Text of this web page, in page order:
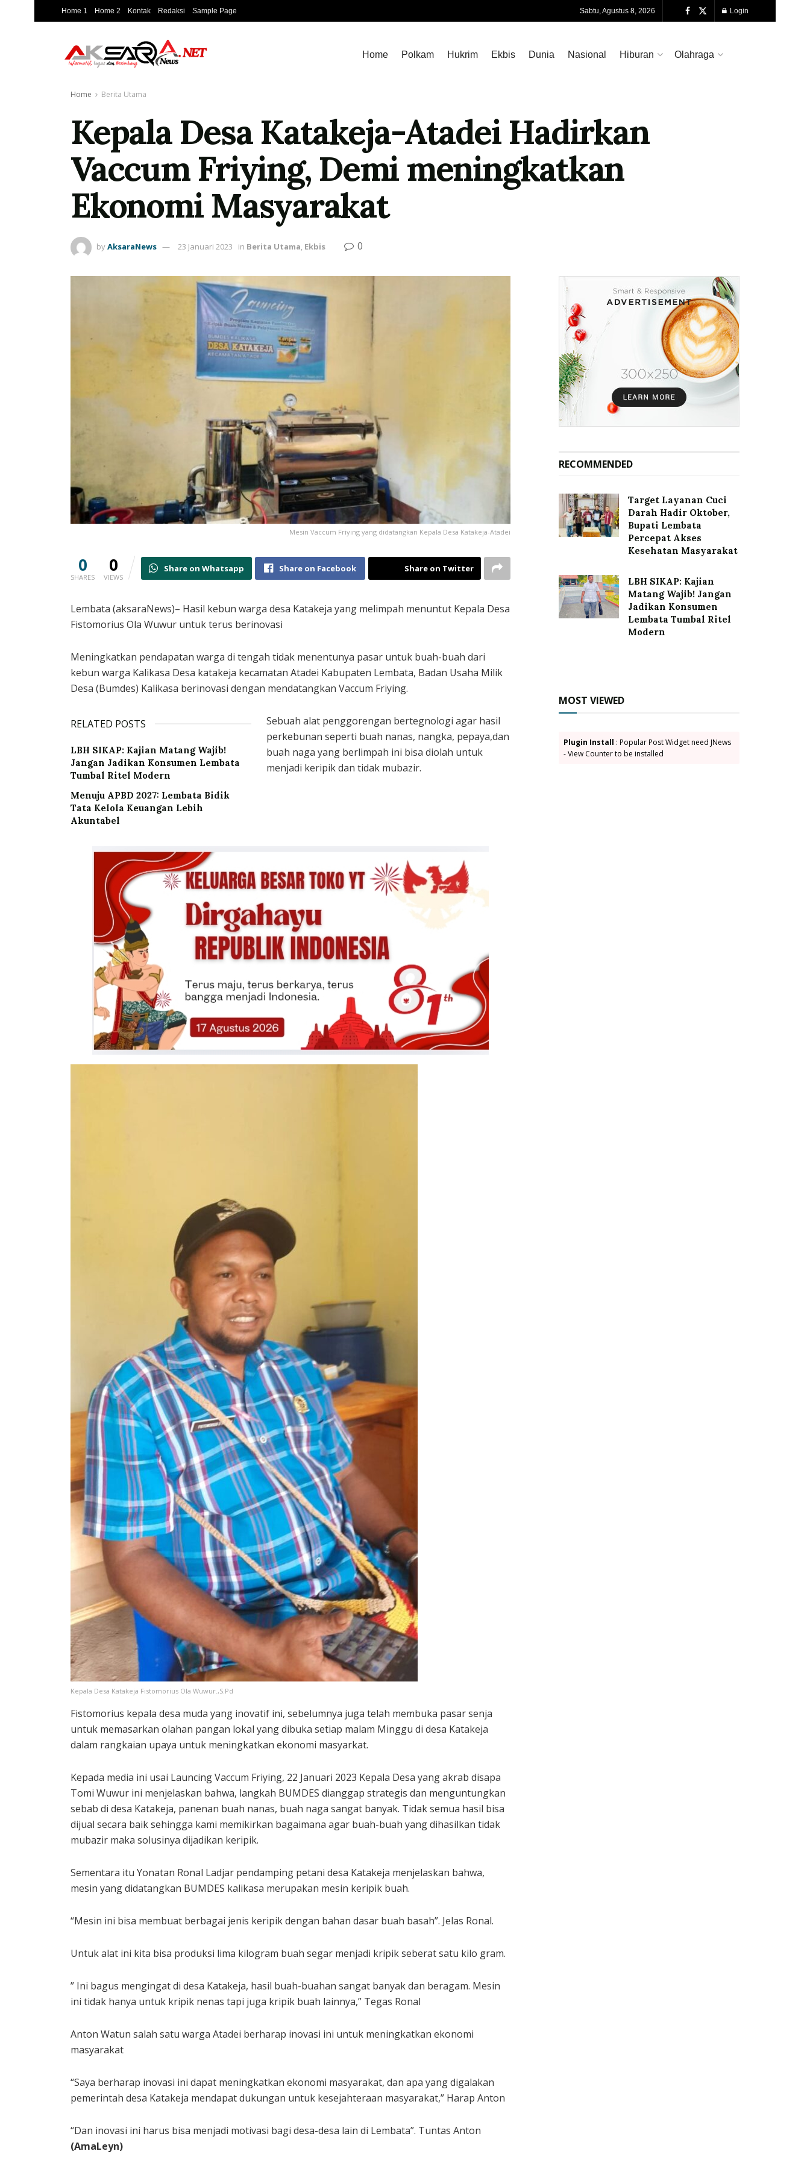
Home 1 Home 2 Kontak Redaksi Sample Page Sabtu, Agustus 8, 2026 Login
Home Polkam Hukrim Ekbis Dunia Nasional Hiburan Olahraga
Home Berita Utama
Kepala Desa Katakeja-Atadei Hadirkan
Vaccum Friying, Demi meningkatkan
Ekonomi Masyarakat
byAksaraNews 23 Januari 2023 in Berita Utama, Ekbis 0
Mesin Vaccum Friying yang didatangkan Kepala Desa Katakeja-Atadei
0
SHARES
0
VIEWS
Share on Whatsapp Share on Facebook Share on Twitter
Lembata (aksaraNews)– Hasil kebun warga desa Katakeja yang melimpah menuntut Kepala Desa
Fistomorius Ola Wuwur untuk terus berinovasi
Meningkatkan pendapatan warga di tengah tidak menentunya pasar untuk buah-buah dari
kebun warga Kalikasa Desa katakeja kecamatan Atadei Kabupaten Lembata, Badan Usaha Milik
Desa (Bumdes) Kalikasa berinovasi dengan mendatangkan Vaccum Friying.
RELATED POSTS
LBH SIKAP: Kajian Matang Wajib!
Jangan Jadikan Konsumen Lembata
Tumbal Ritel Modern
Menuju APBD 2027: Lembata Bidik
Tata Kelola Keuangan Lebih
Akuntabel
Sebuah alat penggorengan bertegnologi agar hasil
perkebunan seperti buah nanas, nangka, pepaya,dan
buah naga yang berlimpah ini bisa diolah untuk
menjadi keripik dan tidak mubazir.
Kepala Desa Katakeja Fistomorius Ola Wuwur.,S.Pd
Fistomorius kepala desa muda yang inovatif ini, sebelumnya juga telah membuka pasar senja
untuk memasarkan olahan pangan lokal yang dibuka setiap malam Minggu di desa Katakeja
dalam rangkaian upaya untuk meningkatkan ekonomi masyarkat.
Kepada media ini usai Launcing Vaccum Friying, 22 Januari 2023 Kepala Desa yang akrab disapa
Tomi Wuwur ini menjelaskan bahwa, langkah BUMDES dianggap strategis dan menguntungkan
sebab di desa Katakeja, panenan buah nanas, buah naga sangat banyak. Tidak semua hasil bisa
dijual secara baik sehingga kami memikirkan bagaimana agar buah-buah yang dihasilkan tidak
mubazir maka solusinya dijadikan keripik.
Sementara itu Yonatan Ronal Ladjar pendamping petani desa Katakeja menjelaskan bahwa,
mesin yang didatangkan BUMDES kalikasa merupakan mesin keripik buah.
“Mesin ini bisa membuat berbagai jenis keripik dengan bahan dasar buah basah”. Jelas Ronal.
Untuk alat ini kita bisa produksi lima kilogram buah segar menjadi kripik seberat satu kilo gram.
” Ini bagus mengingat di desa Katakeja, hasil buah-buahan sangat banyak dan beragam. Mesin
ini tidak hanya untuk kripik nenas tapi juga kripik buah lainnya,” Tegas Ronal
Anton Watun salah satu warga Atadei berharap inovasi ini untuk meningkatkan ekonomi
masyarakat
“Saya berharap inovasi ini dapat meningkatkan ekonomi masyarakat, dan apa yang digalakan
pemerintah desa Katakeja mendapat dukungan untuk kesejahteraan masyarakat,” Harap Anton
“Dan inovasi ini harus bisa menjadi motivasi bagi desa-desa lain di Lembata”. Tuntas Anton
(AmaLeyn)
RECOMMENDED
Target Layanan Cuci
Darah Hadir Oktober,
Bupati Lembata
Percepat Akses
Kesehatan Masyarakat
LBH SIKAP: Kajian
Matang Wajib! Jangan
Jadikan Konsumen
Lembata Tumbal Ritel
Modern
MOST VIEWED
Plugin Install : Popular Post Widget need JNews
- View Counter to be installed